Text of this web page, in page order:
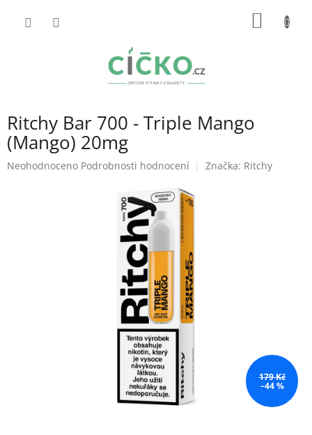
Ritchy Bar 700 - Triple Mango
(Mango) 20mg
Průměrné
Neohodnoceno Podrobnosti hodnocení Značka: Ritchy
179 Kč
–44 %